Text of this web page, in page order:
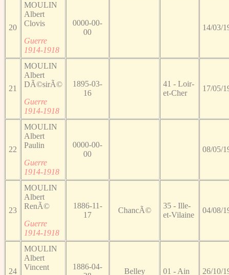
20
MOULIN
Albert
Clovis
Guerre
1914-1918
0000-00-
00
14/03/
21
MOULIN
Albert
DÃ©sirÃ©
Guerre
1914-1918
1895-03-
16
41 - Loir-
et-Cher
17/05/
22
MOULIN
Albert
Paulin
Guerre
1914-1918
0000-00-
00
08/05/
23
MOULIN
Albert
RenÃ©
Guerre
1914-1918
1886-11-
17
ChancÃ©
35 - Ille-
et-Vilaine
04/08/
24
MOULIN
Albert
Vincent
1886-04-
Belley 01 - Ain 26/10/